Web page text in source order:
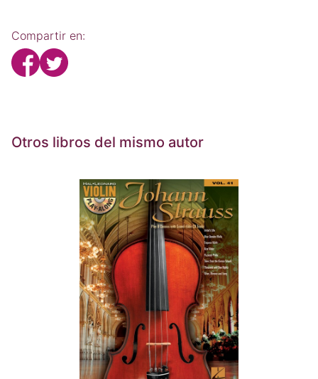
Compartir en:
Otros libros del mismo autor